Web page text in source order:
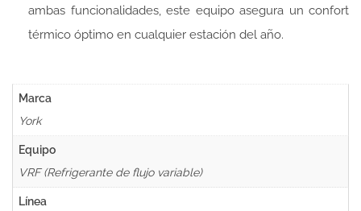
ambas funcionalidades, este equipo asegura un confort
térmico óptimo en cualquier estación del año.
Marca
York
Equipo
VRF (Refrigerante de flujo variable)
Línea